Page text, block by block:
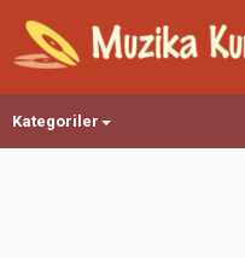
Kategoriler